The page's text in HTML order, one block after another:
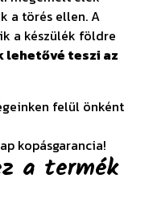
a törés ellen. A
a készülék földre
lehetővé teszi az
felül önként
kopásgarancia!
a termék